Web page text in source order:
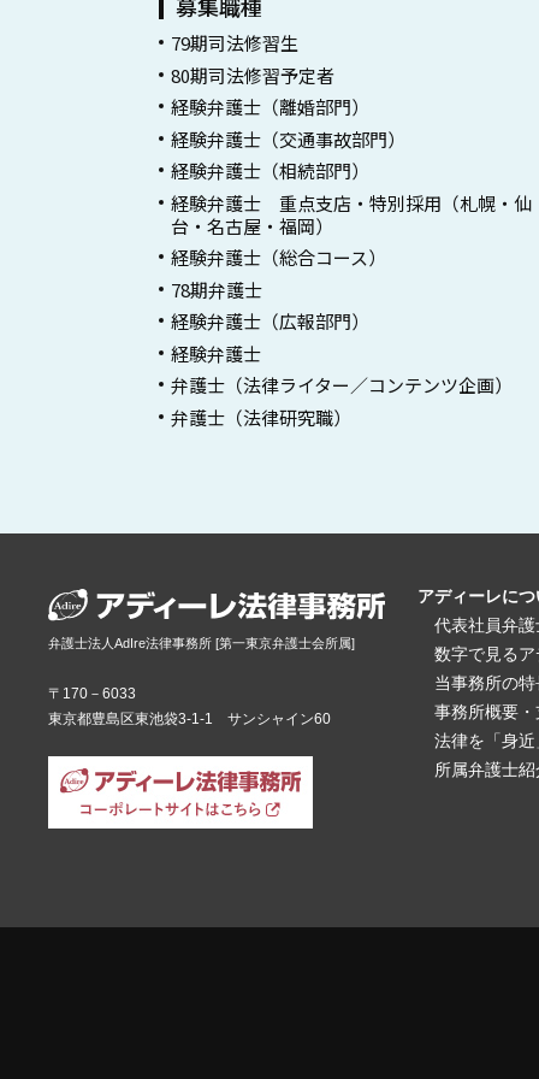
募集職種
79期司法修習生
80期司法修習予定者
経験弁護士（離婚部門）
経験弁護士（交通事故部門）
経験弁護士（相続部門）
経験弁護士 重点支店・特別採用（札幌・仙
台・名古屋・福岡）
経験弁護士（総合コース）
78期弁護士
経験弁護士（広報部門）
経験弁護士
弁護士（法律ライター／コンテンツ企画）
弁護士（法律研究職）
弁護士法人AdIre法律事務所 [第一東京弁護士会所属]
〒170－6033
東京都豊島区東池袋3-1-1 サンシャイン60
アディーレにつ
代表社員弁
数字で見るア
当事務所の特
事務所概要
法律を「身
所属弁護士紹